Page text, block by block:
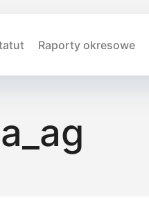
Raporty okresowe